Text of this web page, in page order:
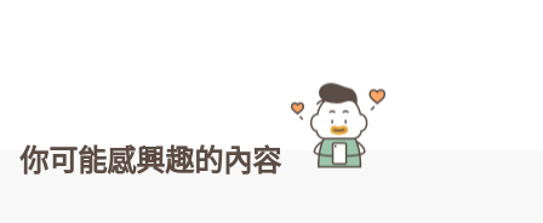
你可能感興趣的內容